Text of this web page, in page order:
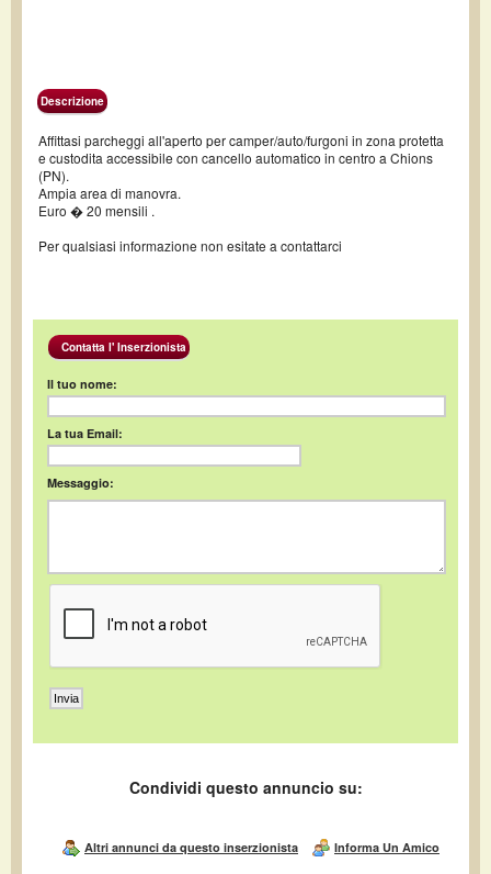
Descrizione
Affittasi parcheggi all'aperto per camper/auto/furgoni in zona protetta
e custodita accessibile con cancello automatico in centro a Chions
(PN).
Ampia area di manovra.
Euro � 20 mensili .
Per qualsiasi informazione non esitate a contattarci
Contatta l' Inserzionista
Il tuo nome:
La tua Email:
Messaggio:
Condividi questo annuncio su:
Altri annunci da questo inserzionista Informa Un Amico